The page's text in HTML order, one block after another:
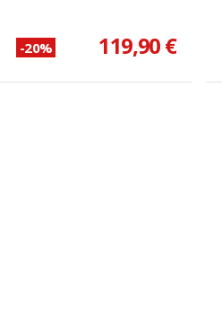
-20% 119,90 €